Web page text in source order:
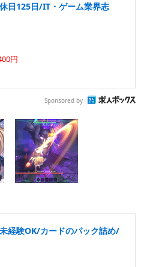
日125日/IT・ゲーム業界志
円
Sponsored by
経験OK/カードのパック詰め/